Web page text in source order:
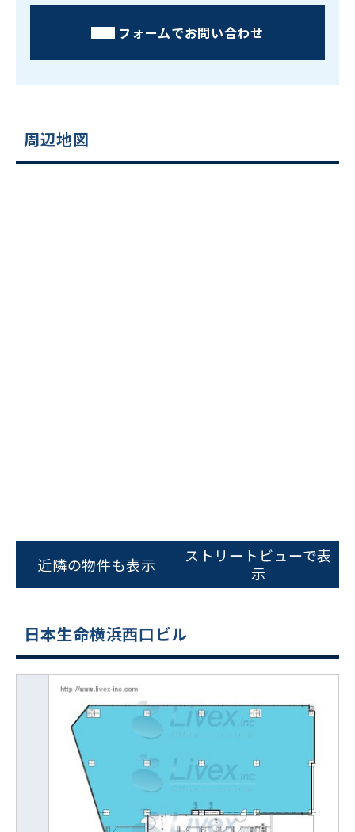
フォームでお問い合わせ
周辺地図
近隣の物件も表示
ストリートビューで表
示
日本生命横浜西口ビル